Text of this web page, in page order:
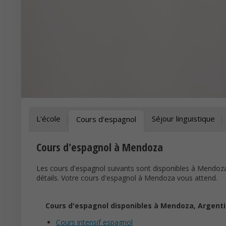
L'école Cours d'espagnol Séjour linguistique
Cours d'espagnol à Mendoza
Les cours d'espagnol suivants sont disponibles à
détails. Votre cours d'espagnol à Mendoza vous attend.
Cours d'espagnol disponibles à Mendoza,
Cours intensif espagnol